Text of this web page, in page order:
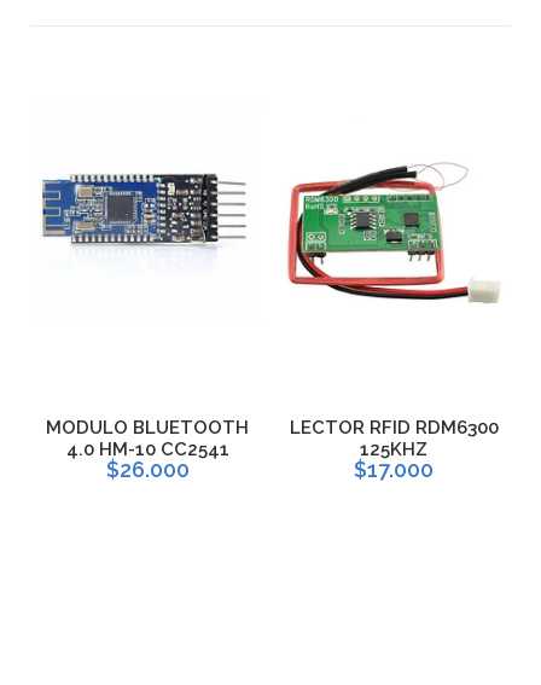
MODULO BLUETOOTH
4.0 HM-10 CC2541
$26.000
LECTOR RFID RDM6300
125KHZ
$17.000